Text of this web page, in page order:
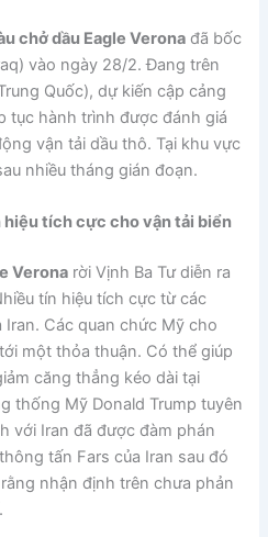
chở dầu Eagle Verona đã bốc
vào ngày 28/2. Đang trên
Quốc), dự kiến cập cảng
tục hành trình được đánh giá
vận tải dầu thô. Tại khu vực
nhiều tháng gián đoạn.
hiệu tích cực cho vận tải biển
Verona rời Vịnh Ba Tư diễn ra
tín hiệu tích cực từ các
Các quan chức Mỹ cho
một thỏa thuận. Có thể giúp
căng thẳng kéo dài tại
thống Mỹ Donald Trump tuyên
với Iran đã được đàm phán
tấn Fars của Iran sau đó
nhận định trên chưa phản